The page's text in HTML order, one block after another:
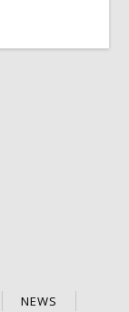
NEWS